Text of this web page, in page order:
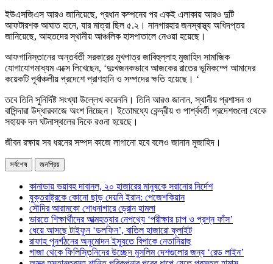
ইউএসজিএস আরও জানিয়েছে, প্রধান কম্পনের পর একই এলাকায় আরও দুটি
আফটারশক আঘাত হানে, যার মাত্রা ছিল ৫.২। নানগারহার জনস্বাস্থ্য অধিদপ্তর
জানিয়েছে, আহতদের স্থানীয় আঞ্চলিক হাসপাতালে নেওয়া হয়েছে।
আফগানিস্তানের অন্তর্বর্তী সরকারের মুখপাত্র জাবিহুল্লাহ মুজাহিদ সামাজিক
যোগাযোগমাধ্যম এক্সে লিখেছেন, ‘দুঃখজনকভাবে আজকের রাতের ভূমিকম্পে আমাদের
কয়েকটি পূর্বাঞ্চলীয় প্রদেশে প্রাণহানি ও সম্পদের ক্ষতি হয়েছে। ‘
তবে তিনি সুনির্দিষ্ট সংখ্যা উল্লেখ করেননি। তিনি আরও জানান, স্থানীয় প্রশাসন ও
বাসিন্দারা উদ্ধারকাজে অংশ নিচ্ছেন। ইতোমধ্যে কেন্দ্রীয় ও পার্শ্ববর্তী প্রদেশগুলো থেকে
সহায়ক দল ঘটনাস্থলের দিকে রওনা হয়েছে।
জীবন রক্ষায় সব ধরনের সম্পদ কাজে লাগানো হবে বলেও জানান মুজাহিদ।
সর্বশেষ জনপ্রিয়
কানাডায় ভয়াবহ দাবানল, ২০ হাজারের মানুষকে সরানোর নির্দেশ
যুক্তরাষ্ট্রকে কোনো ছাড় দেয়নি ইরান: পেজেশকিয়ান
সৌদির আরামকো শোধনাগারে ড্রোন হামলা
ভারতে শিক্ষার্থীদের আত্মহত্যার নেপথ্যে ‘পরীক্ষার চাপ ও প্রশ্ন ফাঁস’
ধেয়ে আসছে টাইফুন ‘ডলফিন’, বাতিল হাজারো ফ্লাইট
রাফাহ পুনর্গঠনের অনুমোদন ইস্যুতে বিপাকে নেতানিয়াহু
গাজা থেকে ফিলিস্তিনিদের উচ্ছেদ মুসলিম দেশগুলোর জন্য ‘রেড লাইন’